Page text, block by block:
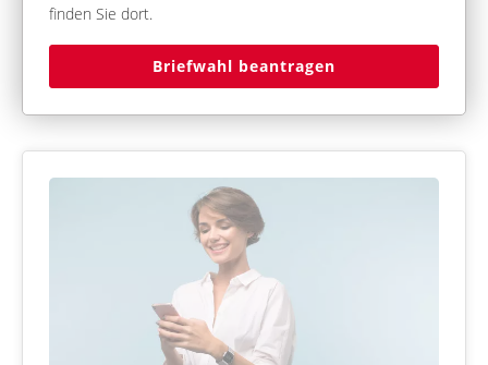
finden Sie dort.
Briefwahl beantragen